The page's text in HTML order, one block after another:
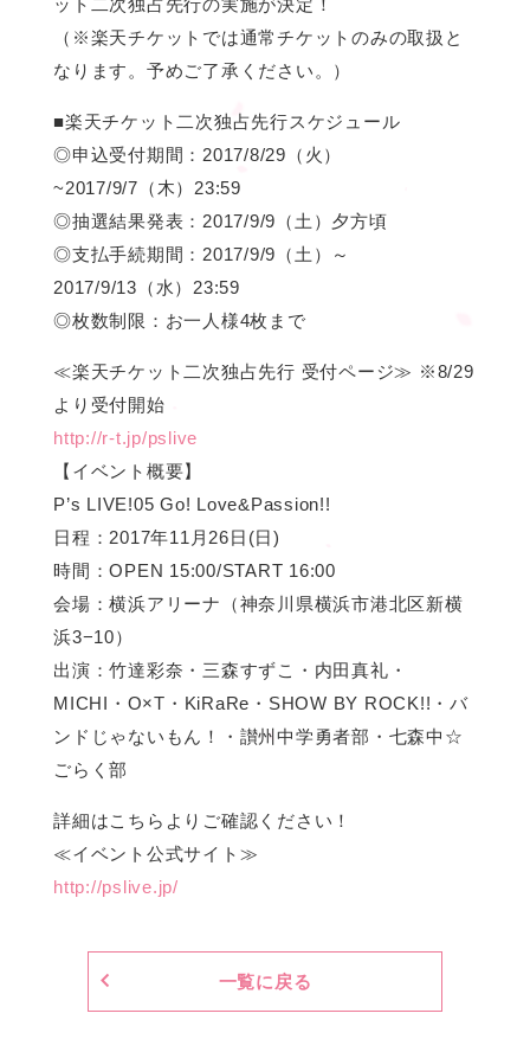
（※楽天チケットでは通常チケットのみの取扱と
なります。予めご了承ください。）
■楽天チケット二次独占先行スケジュール
◎申込受付期間：2017/8/29（火）
~2017/9/7（木）23:59
◎抽選結果発表：2017/9/9（土）夕方頃
◎支払手続期間：2017/9/9（土）～
2017/9/13（水）23:59
◎枚数制限：お一人様4枚まで
≪楽天チケット二次独占先行 受付ページ≫ ※8/29
より受付開始
http://r-t.jp/pslive
【イベント概要】
P’s LIVE!05 Go! Love&Passion!!
日程：2017年11月26日(日)
時間：OPEN 15:00/START 16:00
会場：横浜アリーナ（神奈川県横浜市港北区新横
浜3−10）
出演：竹達彩奈・三森すずこ・内田真礼・
MICHI・O×T・KiRaRe・SHOW BY ROCK!!・バ
ンドじゃないもん！・讃州中学勇者部・七森中☆
ごらく部
詳細はこちらよりご確認ください！
≪イベント公式サイト≫
http://pslive.jp/
一覧に戻る